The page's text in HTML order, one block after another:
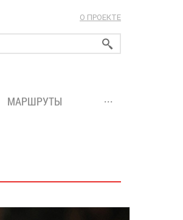
О ПРОЕКТЕ
МАРШРУТЫ ...